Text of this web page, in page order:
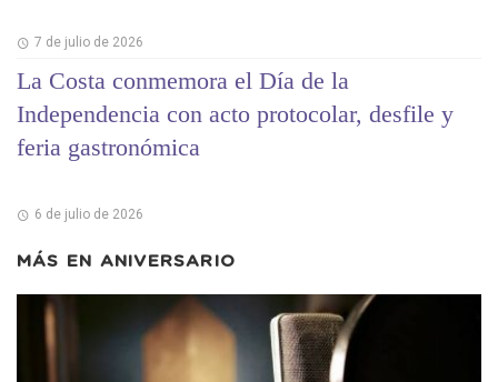
7 de julio de 2026
La Costa conmemora el Día de la
Independencia con acto protocolar, desfile y
feria gastronómica
6 de julio de 2026
MÁS EN ANIVERSARIO